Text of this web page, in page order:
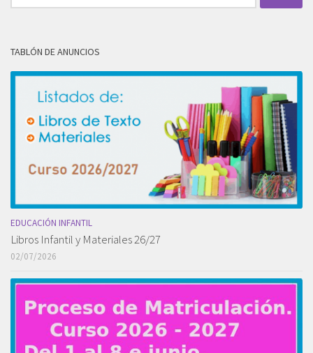
TABLÓN DE ANUNCIOS
EDUCACIÓN INFANTIL
Libros Infantil y Materiales 26/27
02/07/2026